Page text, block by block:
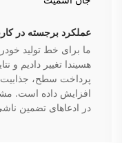
عملکرد برجسته در
ما برای خط تولید
هسیندا تغییر دادیم و
پرداخت سطح،
افزایش داده است.
در ادعاهای تضمین